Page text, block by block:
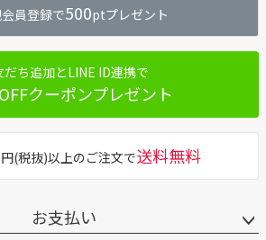
へ
員登録で500ptプレゼント
だち追加とLINE ID連携で
クーポンプレゼント
(税抜)以上のご注文で送料無料
お支払い